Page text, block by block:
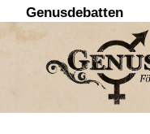
Genusdebatten